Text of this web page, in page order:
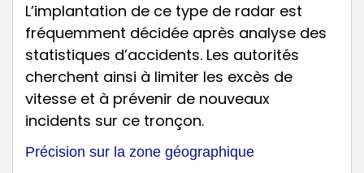
L’implantation de ce type de radar est
fréquemment décidée après analyse des
statistiques d’accidents. Les autorités
cherchent ainsi à limiter les excès de
vitesse et à prévenir de nouveaux
incidents sur ce tronçon.
Précision sur la zone géographique